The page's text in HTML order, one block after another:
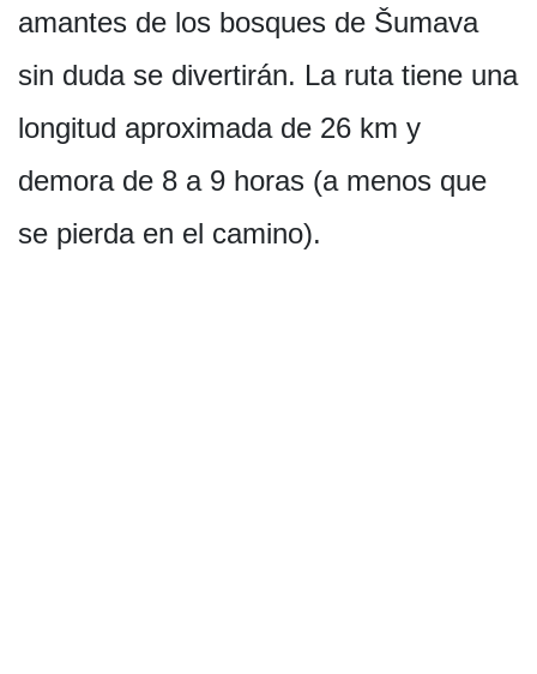
amantes de los bosques de Šumava
sin duda se divertirán. La ruta tiene una
longitud aproximada de 26 km y
demora de 8 a 9 horas (a menos que
se pierda en el camino).